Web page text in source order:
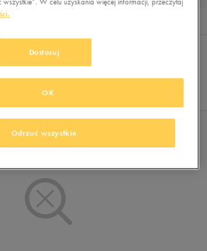
Pokaż
60
z 0
Wyczyść filtry
Dostosuj
Odrzuć wszystkie
OK